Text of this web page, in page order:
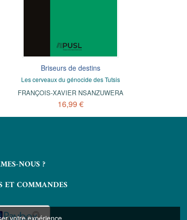
Briseurs de destins
Les cerveaux du génocide des Tutsis
FRANÇOIS-XAVIER NSANZUWERA
16,99 €
NOUS ?
ET COMMANDES